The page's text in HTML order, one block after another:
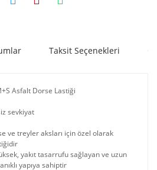
Taksit Seçenekleri
Asfalt Dorse Lastiği
sevkiyat
ve treyler aksları için özel olarak
yakıt tasarrufu sağlayan ve uzun
yapıya sahiptir